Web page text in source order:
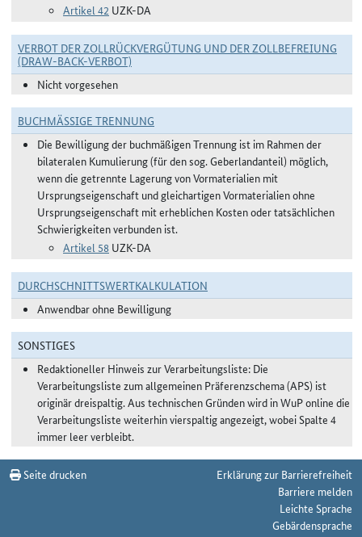
Artikel 42 UZK-DA
VERBOT DER ZOLLRÜCKVERGÜTUNG UND DER ZOLLBEFREIUNG
(DRAW-BACK-VERBOT)
Nicht vorgesehen
BUCHMÄSSIGE TRENNUNG
Die Bewilligung der buchmäßigen Trennung ist im Rahmen der
bilateralen Kumulierung (für den sog. Geberlandanteil) möglich,
wenn die getrennte Lagerung von Vormaterialien mit
Ursprungseigenschaft und gleichartigen Vormaterialien ohne
Ursprungseigenschaft mit erheblichen Kosten oder tatsächlichen
Schwierigkeiten verbunden ist.
Artikel 58 UZK-DA
DURCHSCHNITTSWERTKALKULATION
Anwendbar ohne Bewilligung
SONSTIGES
Redaktioneller Hinweis zur Verarbeitungsliste: Die
Verarbeitungsliste zum allgemeinen Präferenzschema (APS) ist
originär dreispaltig. Aus technischen Gründen wird in WuP online die
Verarbeitungsliste weiterhin vierspaltig angezeigt, wobei Spalte 4
immer leer verbleibt.
Seite drucken
Erklärung zur Barrierefreiheit
Barriere melden
Leichte Sprache
Gebärdensprache